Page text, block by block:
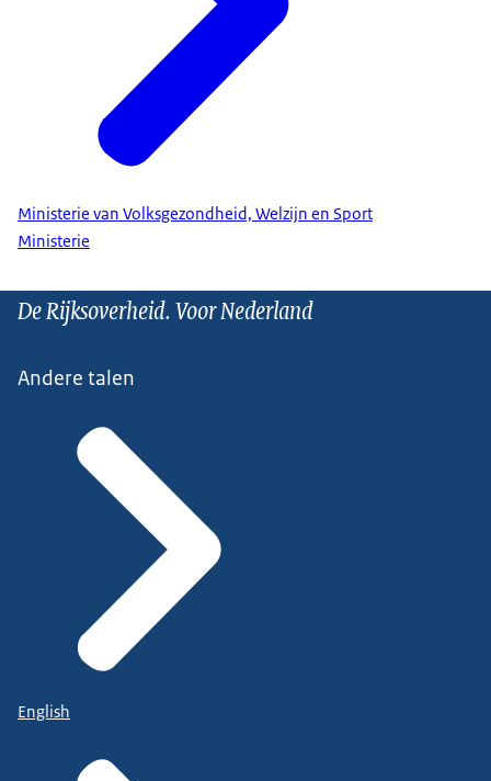
Ministerie van Volksgezondheid, Welzijn en Sport
Ministerie
De Rijksoverheid. Voor Nederland
Andere talen
English